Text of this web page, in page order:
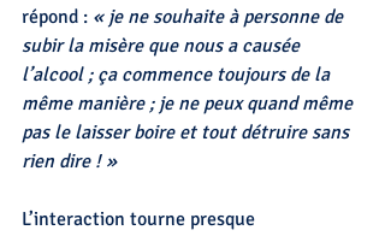
répond : « je ne souhaite à personne de
subir la misère que nous a causée
l’alcool ; ça commence toujours de la
même manière ; je ne peux quand même
pas le laisser boire et tout détruire sans
rien dire ! »
L’interaction tourne presque